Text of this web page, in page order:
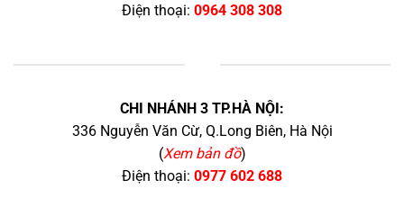
Điện thoại: 0964 308 308
CHI NHÁNH 3 TP.HÀ NỘI:
336 Nguyễn Văn Cừ, Q.Long Biên, Hà Nội
(Xem bản đồ)
Điện thoại: 0977 602 688